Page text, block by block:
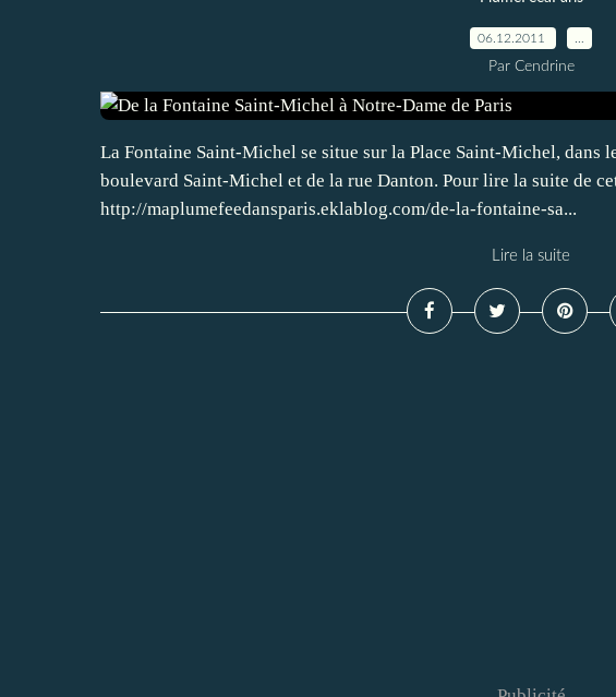
06.12.2011
Par Cendrine
La Fontaine Saint-Michel se situe sur la Place Saint-Michel, dans
boulevard Saint-Michel et de la rue Danton. Pour lire la suite de
http://maplumefeedansparis.eklablog.com/de-la-fontaine-sa...
Lire la suite